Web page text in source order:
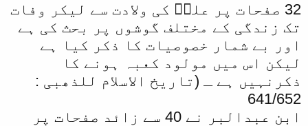
32 صفحات پر علیؓ کی ولادت سے لیکر وفات
تک زندگی کے مختلف گوشوں پر بحث کی ہے
اور بے شمار خصوصیات کا ذکر کیا ہے
لیکن اس میں مولود کعبہ ہونے کا
ذکرنہیں ہے ـ (تاریخ الاسلام للذھبی :
641/652
ابن عبدالبر نے 40 سے زائد صفحات پر